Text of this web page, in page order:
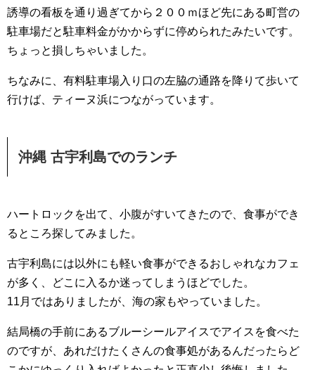
誘導の看板を通り過ぎてから２００ｍほど先にある町営の
駐車場だと駐車料金がかからずに停められたみたいです。
ちょっと損しちゃいました。
ちなみに、有料駐車場入り口の左脇の通路を降りて歩いて
行けば、ティーヌ浜につながっています。
沖縄 古宇利島でのランチ
ハートロックを出て、小腹がすいてきたので、食事ができ
るところ探してみました。
古宇利島には以外にも軽い食事ができるおしゃれなカフェ
が多く、どこに入るか迷ってしまうほどでした。
11月ではありましたが、海の家もやっていました。
結局橋の手前にあるブルーシールアイスでアイスを食べた
のですが、あれだけたくさんの食事処があるんだったらど